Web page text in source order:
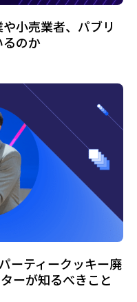
小売業者、パブリ
のか
ーティークッキー廃
ーが知るべきこと